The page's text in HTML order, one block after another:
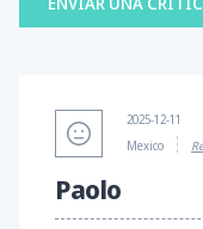
2025-12-11
Mexico
Paolo